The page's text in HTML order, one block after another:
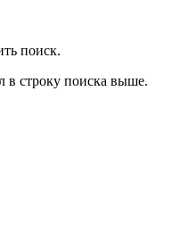
поиск.
в строку поиска выше.